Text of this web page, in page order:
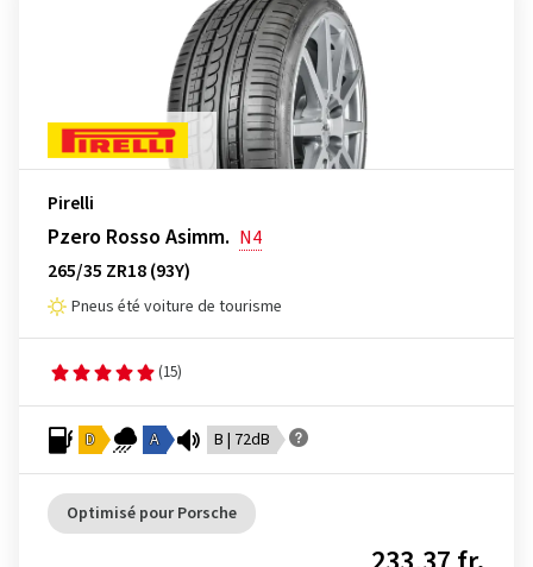
Pirelli
Pzero Rosso Asimm. N4
265/35 ZR18 (93Y)
Pneus été voiture de tourisme
(15)
D A B | 72dB
Optimisé pour Porsche